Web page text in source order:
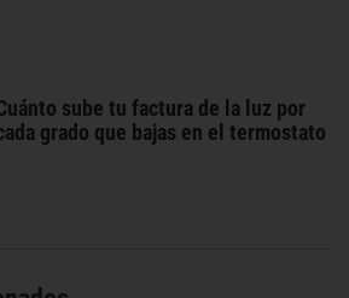
sube tu factura de la luz por
grado que bajas en el termostato